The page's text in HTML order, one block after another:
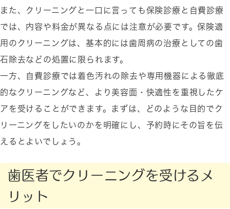
また、クリーニングと一口に言っても保険診療と自費診療
では、内容や料金が異なる点には注意が必要です。保険適
用のクリーニングは、基本的には歯周病の治療としての歯
石除去などの処置に限られます。
一方、自費診療では着色汚れの除去や専用機器による徹底
的なクリーニングなど、より美容面・快適性を重視したケ
アを受けることができます。まずは、どのような目的でク
リーニングをしたいのかを明確にし、予約時にその旨を伝
えるとよいでしょう。
歯医者でクリーニングを受けるメ
リット